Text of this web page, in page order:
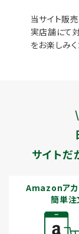
当サイト販
実店舗にて
をお楽しみく
サイトだ
Amazonアカ
簡単注